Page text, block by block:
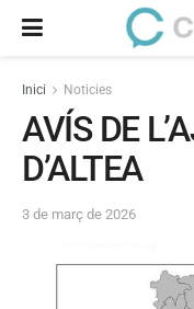
Inici Noticies
AVÍS DE
D’ALTEA
3 de març de 2026